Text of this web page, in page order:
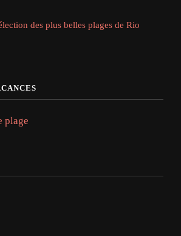
des plus belles plages de Rio
plage